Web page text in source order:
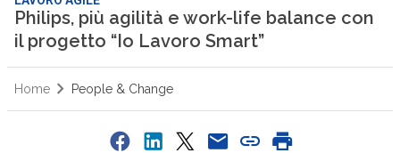
Philips, più agilità e work-life balance con
il progetto “Io Lavoro Smart”
Home People & Change